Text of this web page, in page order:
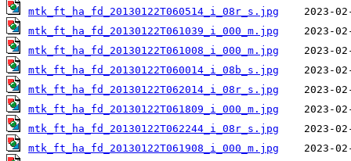
mtk_ft_ha_fd_20130122T060514_i_08r_s.jpg
mtk_ft_ha_fd_20130122T061039_i_000_m.jpg
mtk_ft_ha_fd_20130122T061008_i_000_m.jpg
mtk_ft_ha_fd_20130122T060014_i_08b_s.jpg
mtk_ft_ha_fd_20130122T062014_i_08r_s.jpg
mtk_ft_ha_fd_20130122T061809_i_000_m.jpg
mtk_ft_ha_fd_20130122T062244_i_08r_s.jpg
mtk_ft_ha_fd_20130122T061908_i_000_m.jpg